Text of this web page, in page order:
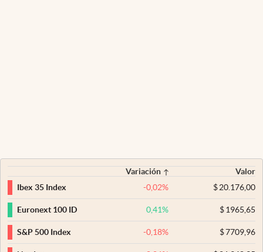
Variación
Valor
Ibex 35 Index
-0,02% $20.176,00
Euronext 100 ID 0,41% $1965,65
S&P 500 Index -0,18% $7709,96